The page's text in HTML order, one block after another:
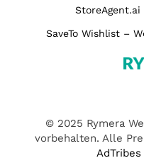
StoreAgent.ai
SaveTo Wishlist –
© 2025 Rymera
vorbehalten. Alle